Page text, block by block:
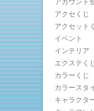
アクセくじ
アクセット
イベント
インテリア
エクステく
カラーくじ
カラースタ
キャラクタ